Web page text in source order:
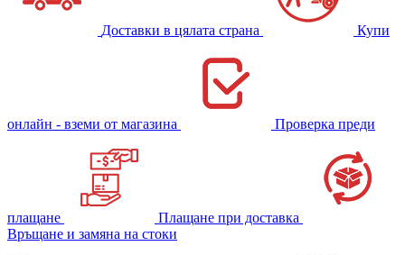
Доставки в цялата страна Купи
онлайн - вземи от магазина Проверка преди
плащане
Плащане при доставка
Връщане и замяна на стоки